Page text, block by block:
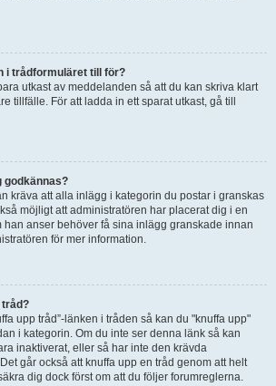
i trådformuläret till för?
utkast av meddelanden så att du kan skriva klart
tillfälle. För att ladda in ett sparat utkast, gå till
godkännas?
kräva att alla inlägg i kategorin du postar i granskas
möjligt att administratören har placerat dig i en
han anser behöver få sina inlägg granskade innan
för mer information.
tråd?
upp tråd”-länken i tråden så kan du "knuffa upp"
i kategorin. Om du inte ser denna länk så kan
inaktiverat, eller så har inte den krävda
går också att knuffa upp en tråd genom att helt
dig dock först om att du följer forumreglerna.